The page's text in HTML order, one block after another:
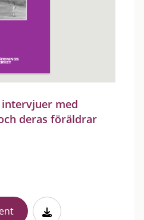
med
deras föräldrar